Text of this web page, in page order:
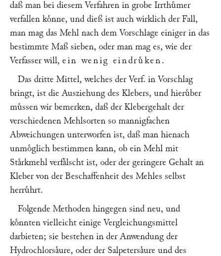
daß man bei diesem Verfahren in grobe Irrthuͤmer
verfallen koͤnne, und dieß ist auch wirklich der Fall,
man mag das Mehl nach dem Vorschlage einiger in das
bestimmte Maß sieben, oder man mag es, wie der
Verfasser will, ein wenig eindruͤken .
Das dritte Mittel, welches der Verf. in Vorschlag
bringt, ist die Ausziehung des Klebers, und hieruͤber
muͤssen wir bemerken, daß der Klebergehalt der
verschiedenen Mehlsorten so mannigfachen
Abweichungen unterworfen ist, daß man hienach
unmoͤglich bestimmen kann, ob ein Mehl mit
Staͤrkmehl verfaͤlscht ist, oder der geringere Gehalt an
Kleber von der Beschaffenheit des Mehles selbst
herruͤhrt.
Folgende Methoden hingegen sind neu, und
koͤnnten vielleicht einige Vergleichungsmittel
darbieten; sie bestehen in der Anwendung der
Hydrochlorsaͤure, oder der Salpetersaͤure und des